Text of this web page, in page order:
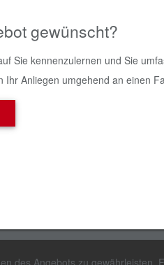
gewünscht?
Sie kennenzulernen und Sie
Ihr Anliegen umgehend an einen
des Angebots zu gewährleisten.